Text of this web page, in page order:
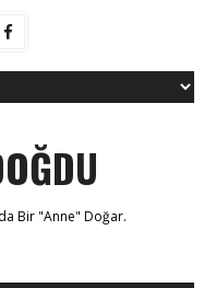
Bir "Anne" Doğar.